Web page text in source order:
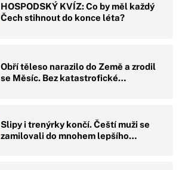
HOSPODSKÝ KVÍZ: Co by měl každý
Čech stihnout do konce léta?
Obří těleso narazilo do Země a zrodil
se Měsíc. Bez katastrofické…
Slipy i trenýrky končí. Čeští muži se
zamilovali do mnohem lepšího…